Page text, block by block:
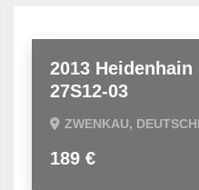
2013 Heidenhain
27S12-03
ZWENKAU,
189 €